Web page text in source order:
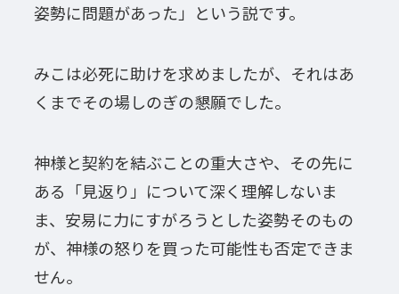
姿勢に問題があった」という説です。
みこは必死に助けを求めましたが、それはあ
くまでその場しのぎの懇願でした。
神様と契約を結ぶことの重大さや、その先に
ある「見返り」について深く理解しないま
ま、安易に力にすがろうとした姿勢そのもの
が、神様の怒りを買った可能性も否定できま
せん。